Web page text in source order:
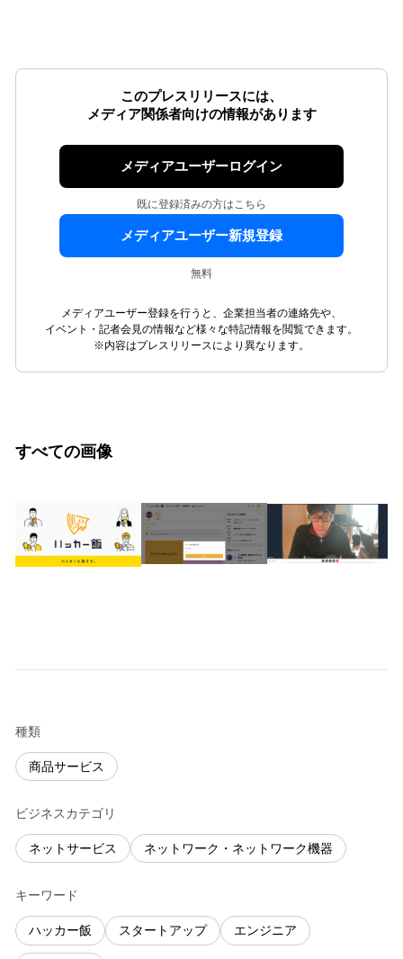
このプレスリリースには、
メディア関係者向けの情報があります
メディアユーザーログイン
既に登録済みの方はこちら
メディアユーザー新規登録
無料
メディアユーザー登録を行うと、企業担当者の連絡先や、
イベント・記者会見の情報など様々な特記情報を閲覧できます。
※内容はプレスリリースにより異なります。
すべての画像
種類
商品サービス
ビジネスカテゴリ
ネットサービス ネットワーク・ネットワーク機器
キーワード
ハッカー飯 スタートアップ エンジニア